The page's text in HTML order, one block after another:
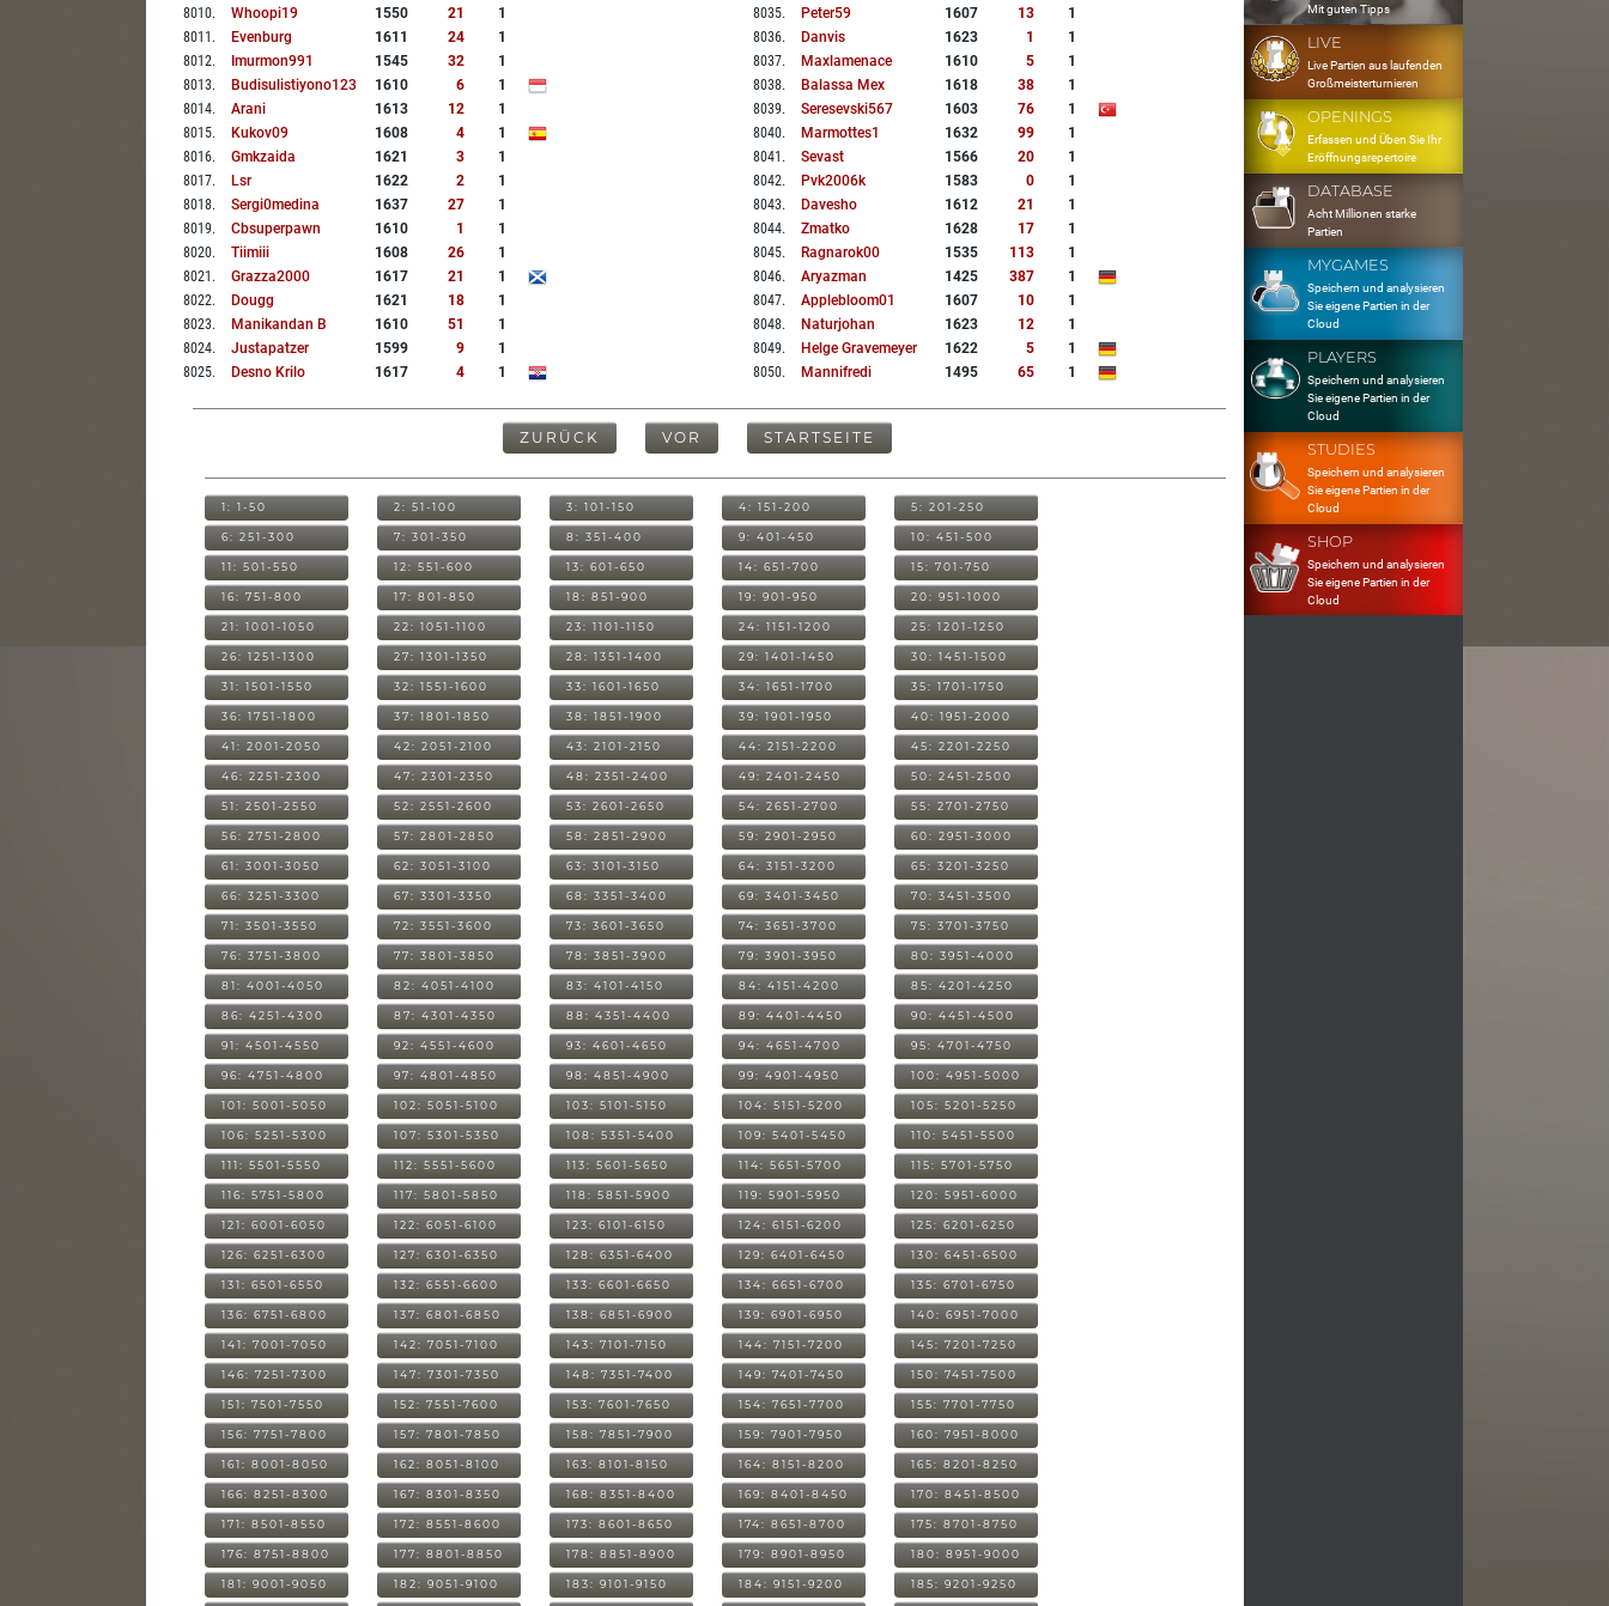
8010. Whoopi19 1550 21
1
8011 . Evenburg 1611 24
1
8012. Imurmon991 1545 32
1
8013. Budisulistiyono123 1610 6
1
8014. Arani 1613 12
1
8015. Kukov09 1608 4
1
8016. Gmkzaida 1621 3
1
8017. Lsr 1622 2
1
8018. Sergi0medina 1637 27
1
8019. Cbsuperpawn 1610 1
1
8020. Tiimiii 1608 26
1
8021 . Grazza2000 1617 21
1
8022. Dougg 1621 18
1
8023. Manikandan B 1610 51
1
8024. Justapatzer 1599 9
1
8025. Desno Krilo 1617 4 1
8035. Peter59 1607 13
1
8036. Danvis 1623 1
1
8037. Maxlamenace 1610 5
1
8038. Balassa Mex 1618 38
1
8039. Seresevski567 1603 76
1
8040. Marmottes1 1632 99
1
8041 . Sevast 1566 20
1
8042. Pvk2006k 1583 0
1
8043. Davesho 1612 21
1
8044. Zmatko 1628 17
1
8045. Ragnarok00 1535 113
1
8046. Aryazman 1425 387
1
8047. Applebloom01 1607 10
1
8048. Naturjohan 1623 12
1
8049. Helge Gravemeyer 1622 5
1
8050. Mannifredi 1495 65 1
ZURÜCK VOR STARTSEITE
1: 1-50 2: 51-100 3: 101-150 4: 151-200 5: 201-250
6: 251-300 7: 301-350 8: 351-400 9: 401-450 10: 451-500
11: 501-550 12: 551-600 13: 601-650 14: 651-700 15: 701-750
16: 751-800 17: 801-850 18: 851-900 19: 901-950 20: 951-1000
21: 1001-1050 22: 1051-1100 23: 1101-1150 24: 1151-1200 25: 1201-1250
26: 1251-1300 27: 1301-1350 28: 1351-1400 29: 1401-1450 30: 1451-1500
31: 1501-1550 32: 1551-1600 33: 1601-1650 34: 1651-1700 35: 1701-1750
36: 1751-1800 37: 1801-1850 38: 1851-1900 39: 1901-1950 40: 1951-2000
41: 2001-2050 42: 2051-2100 43: 2101-2150 44: 2151-2200 45: 2201-2250
46: 2251-2300 47: 2301-2350 48: 2351-2400 49: 2401-2450 50: 2451-2500
51: 2501-2550 52: 2551-2600 53: 2601-2650 54: 2651-2700 55: 2701-2750
56: 2751-2800 57: 2801-2850 58: 2851-2900 59: 2901-2950 60: 2951-3000
61: 3001-3050 62: 3051-3100 63: 3101-3150 64: 3151-3200 65: 3201-3250
66: 3251-3300 67: 3301-3350 68: 3351-3400 69: 3401-3450 70: 3451-3500
71: 3501-3550 72: 3551-3600 73: 3601-3650 74: 3651-3700 75: 3701-3750
76: 3751-3800 77: 3801-3850 78: 3851-3900 79: 3901-3950 80: 3951-4000
81: 4001-4050 82: 4051-4100 83: 4101-4150 84: 4151-4200 85: 4201-4250
86: 4251-4300 87: 4301-4350 88: 4351-4400 89: 4401-4450 90: 4451-4500
91: 4501-4550 92: 4551-4600 93: 4601-4650 94: 4651-4700 95: 4701-4750
96: 4751-4800 97: 4801-4850 98: 4851-4900 99: 4901-4950 100: 4951-5000
101: 5001-5050 102: 5051-5100 103: 5101-5150 104: 5151-5200 105: 5201-5250
106: 5251-5300 107: 5301-5350 108: 5351-5400 109: 5401-5450 110: 5451-5500
111: 5501-5550 112: 5551-5600 113: 5601-5650 114: 5651-5700 115: 5701-5750
116: 5751-5800 117: 5801-5850 118: 5851-5900 119: 5901-5950 120: 5951-6000
121: 6001-6050 122: 6051-6100 123: 6101-6150 124: 6151-6200 125: 6201-6250
126: 6251-6300 127: 6301-6350 128: 6351-6400 129: 6401-6450 130: 6451-6500
131: 6501-6550 132: 6551-6600 133: 6601-6650 134: 6651-6700 135: 6701-6750
136: 6751-6800 137: 6801-6850 138: 6851-6900 139: 6901-6950 140: 6951-7000
141: 7001-7050 142: 7051-7100 143: 7101-7150 144: 7151-7200 145: 7201-7250
146: 7251-7300 147: 7301-7350 148: 7351-7400 149: 7401-7450 150: 7451-7500
151: 7501-7550 152: 7551-7600 153: 7601-7650 154: 7651-7700 155: 7701-7750
156: 7751-7800 157: 7801-7850 158: 7851-7900 159: 7901-7950 160: 7951-8000
161: 8001-8050 162: 8051-8100 163: 8101-8150 164: 8151-8200 165: 8201-8250
166: 8251-8300 167: 8301-8350 168: 8351-8400 169: 8401-8450 170: 8451-8500
171: 8501-8550 172: 8551-8600 173: 8601-8650 174: 8651-8700 175: 8701-8750
176: 8751-8800 177: 8801-8850 178: 8851-8900 179: 8901-8950 180: 8951-9000
181: 9001-9050 182: 9051-9100 183: 9101-9150 184: 9151-9200 185: 9201-9250
Mit guten Tipps
LIVE
Live Partien aus laufenden
Großmeisterturnieren
OPENINGS
Erfassen und Üben Sie Ihr
Eröffnungsrepertoire
DATABASE
Acht Millionen starke
Partien
MYGAMES
Speichern und analysieren
Sie eigene Partien in der
Cloud
PLAYERS
Speichern und analysieren
Sie eigene Partien in der
Cloud
STUDIES
Speichern und analysieren
Sie eigene Partien in der
Cloud
SHOP
Speichern und analysieren
Sie eigene Partien in der
Cloud